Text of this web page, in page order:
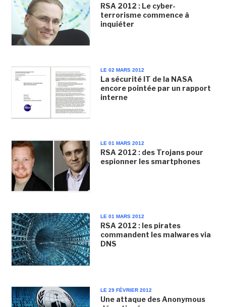
RSA 2012 : Le cyber-
terrorisme commence à
inquiéter
LE 02 MARS 2012
La sécurité IT de la NASA
encore pointée par un rapport
interne
LE 01 MARS 2012
RSA 2012 : des Trojans pour
espionner les smartphones
LE 01 MARS 2012
RSA 2012 : les pirates
commandent les malwares via
DNS
LE 29 FÉVRIER 2012
Une attaque des Anonymous